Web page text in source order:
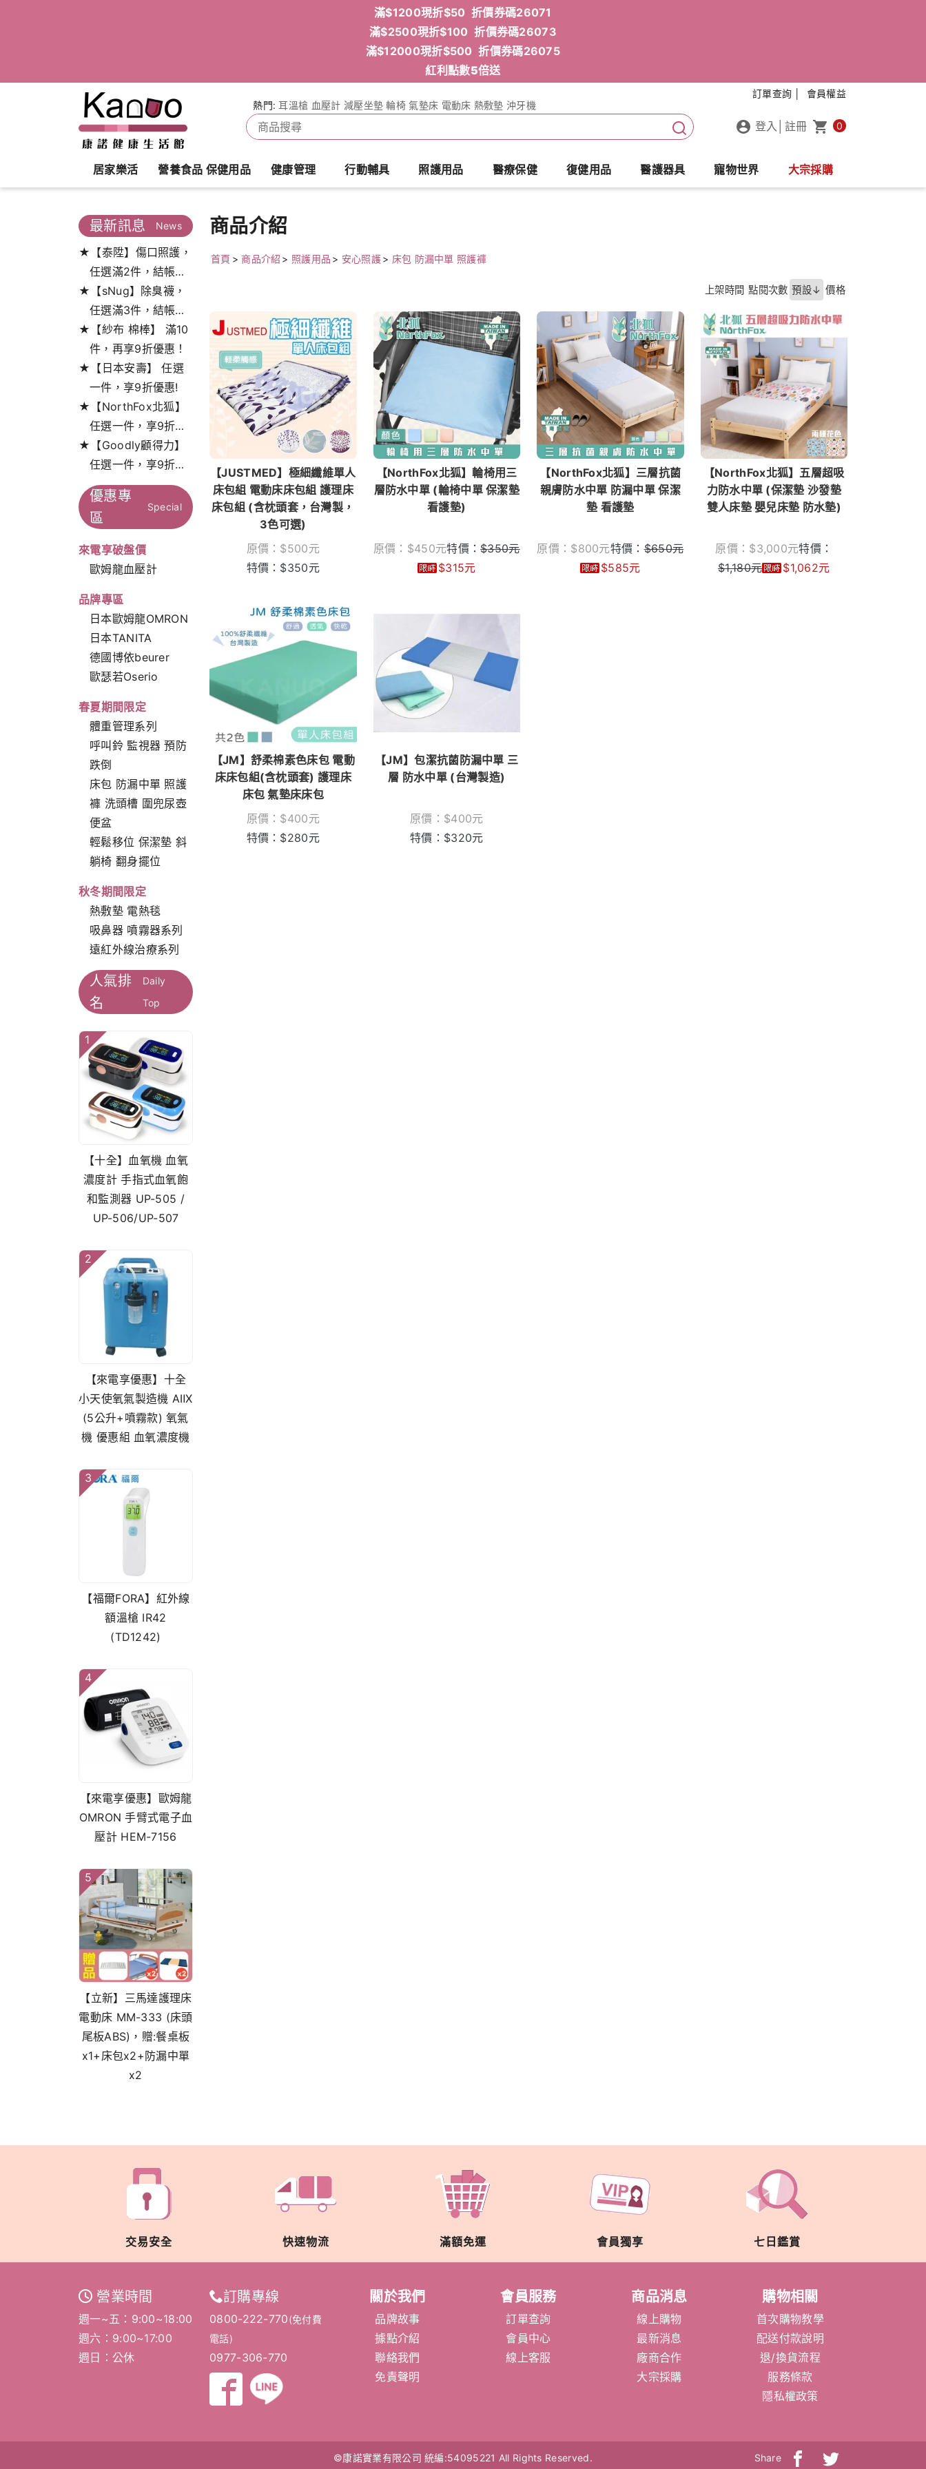
滿$1200現折$50 折價券碼26071
滿$2500現折$100 折價券碼26073
滿$12000現折$500 折價券碼26075
紅利點數5倍送
熱門: 耳溫槍 血壓計 減壓坐墊 輪椅 氣墊床 電動床 熱敷墊 沖牙機
訂單查詢 │ 會員權益
登入 註冊 0
居家樂活 營養食品 保健用品 健康管理 行動輔具 照護用品 醫療保健 復健用品 醫護器具 寵物世界 大宗採購
最新訊息 News
★【泰陞】傷口照護，
任選滿2件，結帳打
9.5折!
★【sNug】除臭襪，
任選滿3件，結帳打
9折!
★【紗布 棉棒】 滿10
件，再享9折優惠！
★【日本安壽】 任選
一件，享9折優惠!
★【NorthFox北狐】
任選一件，享9折特
惠！
★【Goodly顧得力】
任選一件，享9折特
惠！
優惠專
區
Special
來電享破盤價
歐姆龍血壓計
品牌專區
日本歐姆龍OMRON
日本TANITA
德國博依beurer
歐瑟若Oserio
春夏期間限定
體重管理系列
呼叫鈴 監視器 預防
跌倒
床包 防漏中單 照護
褲 洗頭槽 圍兜尿壺
便盆
輕鬆移位 保潔墊 斜
躺椅 翻身擺位
秋冬期間限定
熱敷墊 電熱毯
吸鼻器 噴霧器系列
遠紅外線治療系列
人氣排
名
Daily
Top
1
【十全】血氧機 血氧
濃度計 手指式血氧飽
和監測器 UP-505 /
UP-506/UP-507
2
【來電享優惠】十全
小天使氧氣製造機 AⅡX
(5公升+噴霧款) 氧氣
機 優惠組 血氧濃度機
3
【福爾FORA】紅外線
額溫槍 IR42
(TD1242)
4
【來電享優惠】歐姆龍
OMRON 手臂式電子血
壓計 HEM-7156
5
【立新】三馬達護理床
電動床 MM-333 (床頭
尾板ABS)，贈:餐桌板
x1+床包x2+防漏中單
x2
商品介紹
首頁 >商品介紹 > 照護用品 > 安心照護> 床包 防漏中單 照護褲
上架時間 點閱次數 預設↓ 價格
【JUSTMED】極細纖維單人
床包組 電動床床包組 護理床
床包組 (含枕頭套，台灣製，
3色可選)
原價： $500元
特價： $350元
【NorthFox北狐】輪椅用三
層防水中單 (輪椅中單 保潔墊
看護墊)
原價： $450元特價：$350元
$315元
【NorthFox北狐】三層抗菌
親膚防水中單 防漏中單 保潔
墊 看護墊
原價： $800元特價：$650元
$585元
【NorthFox北狐】五層超吸
力防水中單 (保潔墊 沙發墊
雙人床墊 嬰兒床墊 防水墊)
原價： $3,000元特價：
$1,180元 $1,062元
【JM】舒柔棉素色床包 電動
床床包組(含枕頭套) 護理床
床包 氣墊床床包
原價： $400元
特價： $280元
【JM】包潔抗菌防漏中單 三
層 防水中單 (台灣製造)
原價： $400元
特價： $320元
交易安全 快速物流 滿額免運 會員獨享 七日鑑賞
營業時間
週一~五：9:00~18:00
週六：9:00~17:00
週日：公休
訂購專線
0800-222-770(免付費
電話)
0977-306-770
關於我們
品牌故事
據點介紹
聯絡我們
免責聲明
會員服務
訂單查詢
會員中心
線上客服
商品消息
線上購物
最新消息
廠商合作
大宗採購
購物相關
首次購物教學
配送付款說明
退/換貨流程
服務條款
隱私權政策
©康諾實業有限公司統編:54095221 All Rights Reserved. Share